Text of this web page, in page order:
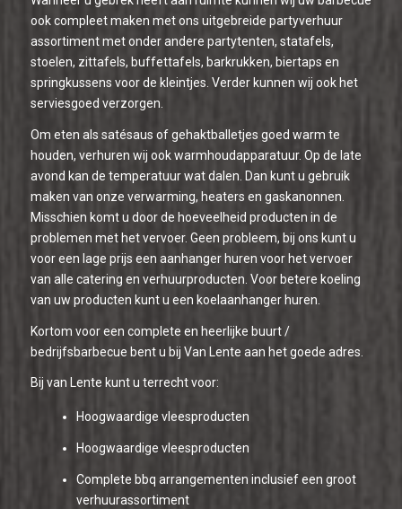
ook compleet maken met ons uitgebreide partyverhuur
assortiment met onder andere partytenten, statafels,
stoelen, zittafels, buffettafels, barkrukken, biertaps en
springkussens voor de kleintjes. Verder kunnen wij ook het
serviesgoed verzorgen.
Om eten als satésaus of gehaktballetjes goed warm te
houden, verhuren wij ook warmhoudapparatuur. Op de late
avond kan de temperatuur wat dalen. Dan kunt u gebruik
maken van onze verwarming, heaters en gaskanonnen.
Misschien komt u door de hoeveelheid producten in de
problemen met het vervoer. Geen probleem, bij ons kunt u
voor een lage prijs een aanhanger huren voor het vervoer
van alle catering en verhuurproducten. Voor betere koeling
van uw producten kunt u een koelaanhanger huren.
Kortom voor een complete en heerlijke buurt /
bedrijfsbarbecue bent u bij Van Lente aan het goede adres.
Bij van Lente kunt u terrecht voor:
Hoogwaardige vleesproducten
Hoogwaardige vleesproducten
Complete bbq arrangementen inclusief een groot
verhuurassortiment